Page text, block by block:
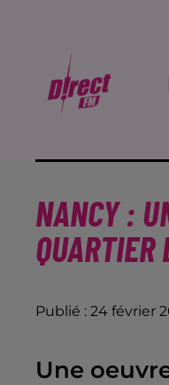
NANCY :
Publié : 24 février
Une